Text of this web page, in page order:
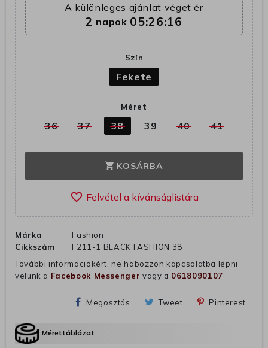
A különleges ajánlat véget ér
2 napok 05:26:16
Szín
Fekete
Méret
36 37 38 39 40 41
shopping_cart KOSÁRBA
favorite_border
Márka
Fashion
Cikkszám
F211-1 BLACK FASHION 38
További információkért, ne habozzon kapcsolatba lépni
velünk a Facebook Messenger vagy a 0618090107
Megosztás Tweet Pinterest
Mérettáblázat